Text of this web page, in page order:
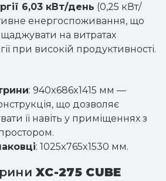
6,03 кВт/день (0,25 кВт/
енергоспоживання, що
на витратах
при високій продуктивності.
: 940x686x1415 мм —
що дозволяє
її навіть у приміщеннях з
: 1025x765x1530 мм.
XC-275 CUBE